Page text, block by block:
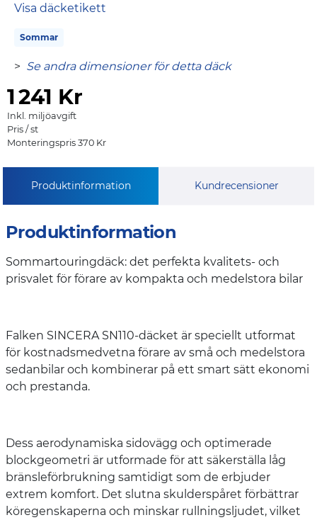
Visa däcketikett
Sommar
> Se andra dimensioner för detta däck
1241 Kr
Inkl. miljöavgift
Pris / st
Monteringspris 370 Kr
Produktinformation Kundrecensioner
Produktinformation
Sommartouringdäck: det perfekta kvalitets- och
prisvalet för förare av kompakta och medelstora bilar
Falken SINCERA SN110-däcket är speciellt utformat
för kostnadsmedvetna förare av små och medelstora
sedanbilar och kombinerar på ett smart sätt ekonomi
och prestanda.
Dess aerodynamiska sidovägg och optimerade
blockgeometri är utformade för att säkerställa låg
bränsleförbrukning samtidigt som de erbjuder
extrem komfort. Det slutna skulderspåret förbättrar
köregenskaperna och minskar rullningsljudet, vilket